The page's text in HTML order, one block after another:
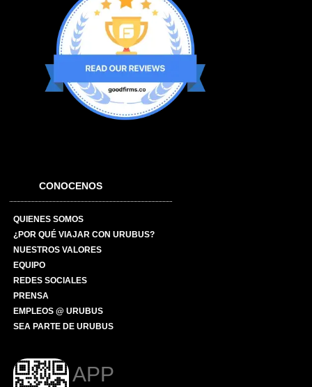
CONOCENOS
QUIENES SOMOS
¿POR QUÉ VIAJAR CON URUBUS?
NUESTROS VALORES
EQUIPO
REDES SOCIALES
PRENSA
EMPLEOS @ URUBUS
SEA PARTE DE URUBUS
APP